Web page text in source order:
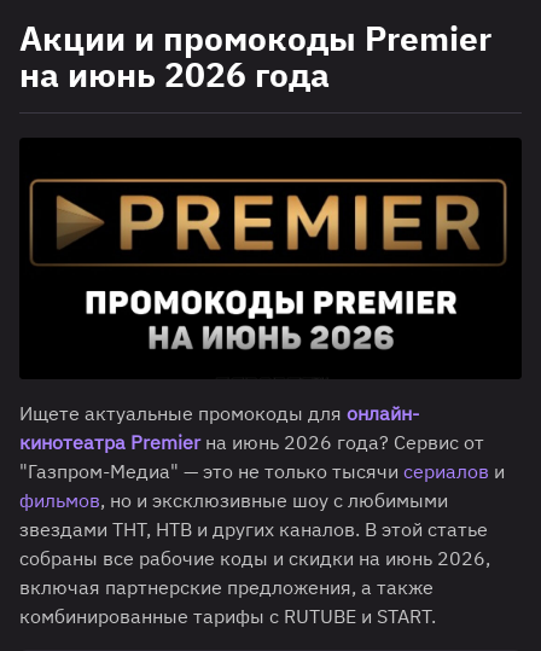
Акции и промокоды Premier
на июнь 2026 года
Ищете актуальные промокоды для онлайн-
кинотеатра Premierна июнь 2026 года? Сервис от
"Газпром-Медиа" — это не только тысячи сериалов и
фильмов, но и эксклюзивные шоу с любимыми
звездами ТНТ, НТВ и других каналов. В этой статье
собраны все рабочие коды и скидки на июнь 2026,
включая партнерские предложения, а также
комбинированные тарифы с RUTUBE и START.